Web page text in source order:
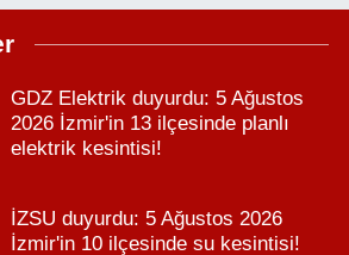
GDZ Elektrik duyurdu: 5 Ağustos
2026 İzmir'in 13 ilçesinde planlı
elektrik kesintisi!
İZSU duyurdu: 5 Ağustos 2026
İzmir'in 10 ilçesinde su kesintisi!